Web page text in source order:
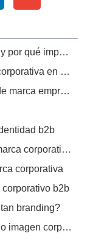
¿Qué es el branding corporativo b2b y por qué importa?
¿Cómo influye el diseño de imagen corporativa en las ventas empresariales?
Elementos clave de la construcción de marca empresas
b2b
¿Cuánto tiempo toma construir una marca corporativa b2b?
corporativa
b2b
branding?
¿Qué incluye un proyecto de diseño imagen corporativa?